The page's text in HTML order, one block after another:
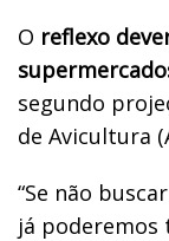
O reflexo
segundo
de Avicultura
“Se não
já poderemos